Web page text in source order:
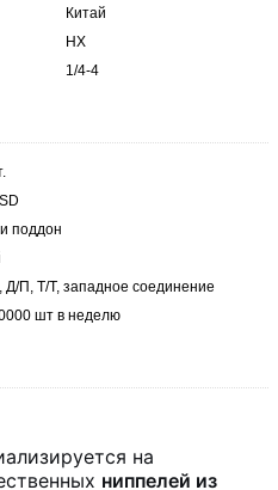
Китай
HX
1/4-4
поддон
Д/П, Т/Т, западное соединение
шт в неделю
на
ниппелей из